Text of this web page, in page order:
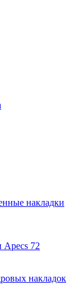
накладки
Apecs 72
накладок